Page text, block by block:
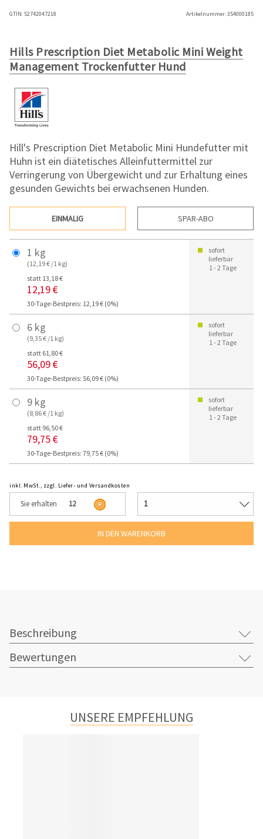
GTIN:52742047218 Artikelnummer:354000185
Hills Prescription Diet Metabolic Mini Weight
Management Trockenfutter Hund
Hill's Prescription Diet Metabolic Mini Hundefutter mit
Huhn ist ein diätetisches Alleinfuttermittel zur
Verringerung von Übergewicht und zur Erhaltung eines
gesunden Gewichts bei erwachsenen Hunden.
EINMALIG SPAR-ABO
1 kg
(12,19 € /1 kg)
statt 13,18 €
12,19 €
30-Tage-Bestpreis: 12,19 € (0%)
sofort
lieferbar
1 - 2 Tage
6 kg
(9,35 € /1 kg)
statt 61,80 €
56,09 €
30-Tage-Bestpreis: 56,09 € (0%)
sofort
lieferbar
1 - 2 Tage
9 kg
(8,86 € /1 kg)
statt 96,50 €
79,75 €
30-Tage-Bestpreis: 79,75 € (0%)
sofort
lieferbar
1 - 2 Tage
inkl. MwSt., zzgl. Liefer- und Versandkosten
Sie erhalten 12
Beschreibung
Bewertungen
UNSERE EMPFEHLUNG